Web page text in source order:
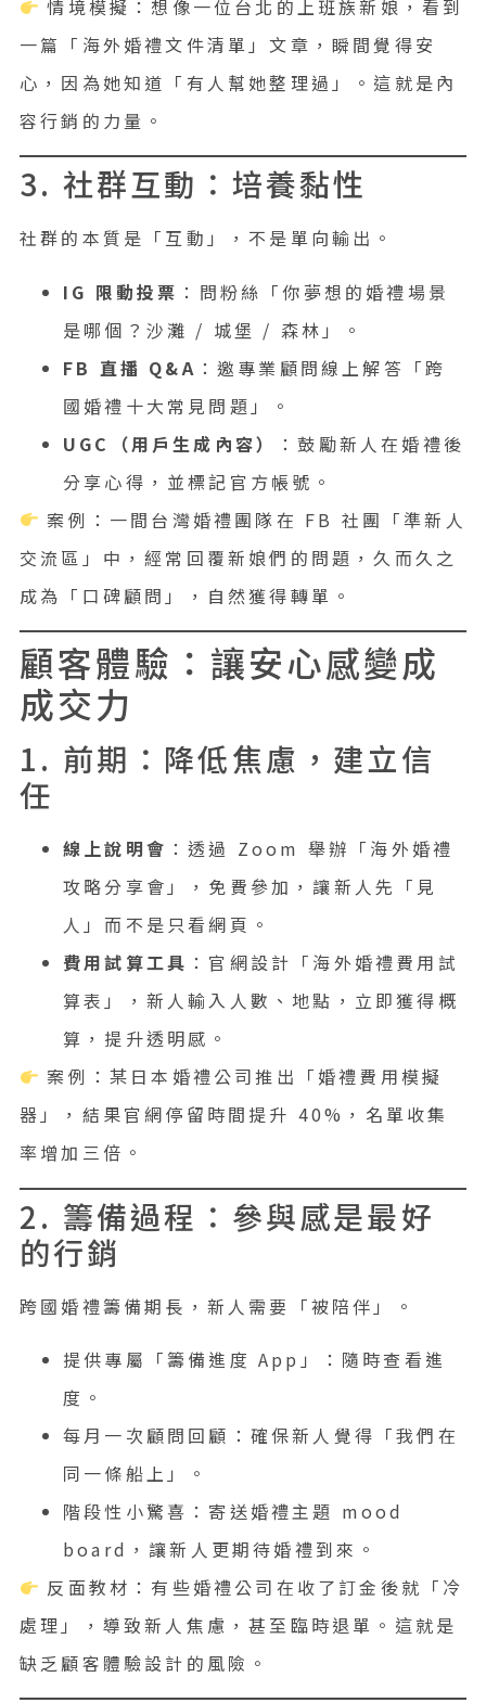
情境模擬：想像一位台北的上班族新娘，看到
一篇「海外婚禮文件清單」文章，瞬間覺得安
心，因為她知道「有人幫她整理過」。這就是內
容行銷的力量。
3. 社群互動：培養黏性
社群的本質是「互動」，不是單向輸出。
IG 限動投票 ：問粉絲「你夢想的婚禮場景
是哪個？沙灘 / 城堡 / 森林」。
FB 直播 Q&A ：邀專業顧問線上解答「跨
國婚禮十大常見問題」。
UGC（用戶生成內容）
：鼓勵新人在婚禮後
分享心得，並標記官方帳號。
案例：一間台灣婚禮團隊在 FB 社團「準新人
交流區」中，經常回覆新娘們的問題，久而久之
成為「口碑顧問」，自然獲得轉單。
顧客體驗：讓安心感變成
成交力
1. 前期：降低焦慮，建立信
任
線上說明會 ：透過 Zoom 舉辦「海外婚禮
攻略分享會」，免費參加，讓新人先「見
人」而不是只看網頁。
費用試算工具 ：官網設計「海外婚禮費用試
算表」，新人輸入人數、地點，立即獲得概
算，提升透明感。
案例：某日本婚禮公司推出「婚禮費用模擬
器」，結果官網停留時間提升 40%，名單收集
率增加三倍。
2. 籌備過程：參與感是最好
的行銷
跨國婚禮籌備期長，新人需要「被陪伴」。
提供專屬「籌備進度 App」：隨時查看進
度。
每月一次顧問回顧：確保新人覺得「我們在
同一條船上」。
階段性小驚喜：寄送婚禮主題 mood
board，讓新人更期待婚禮到來。
反面教材：有些婚禮公司在收了訂金後就「冷
處理」，導致新人焦慮，甚至臨時退單。這就是
缺乏顧客體驗設計的風險。